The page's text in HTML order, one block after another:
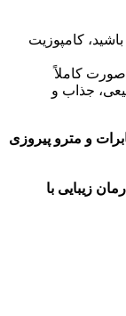
کامپوزیت
صورت کاملاً
جذاب و
و مترو پیروزی
زیبایی با